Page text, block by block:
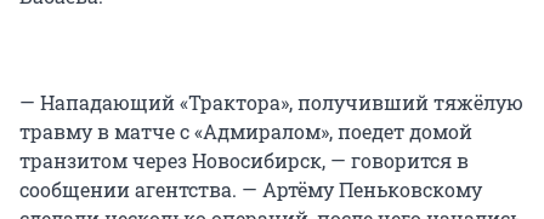
— Нападающий «Трактора», получивший тяжёлую
травму в матче с «Адмиралом», поедет домой
транзитом через Новосибирск, — говорится в
сообщении агентства. — Артёму Пеньковскому